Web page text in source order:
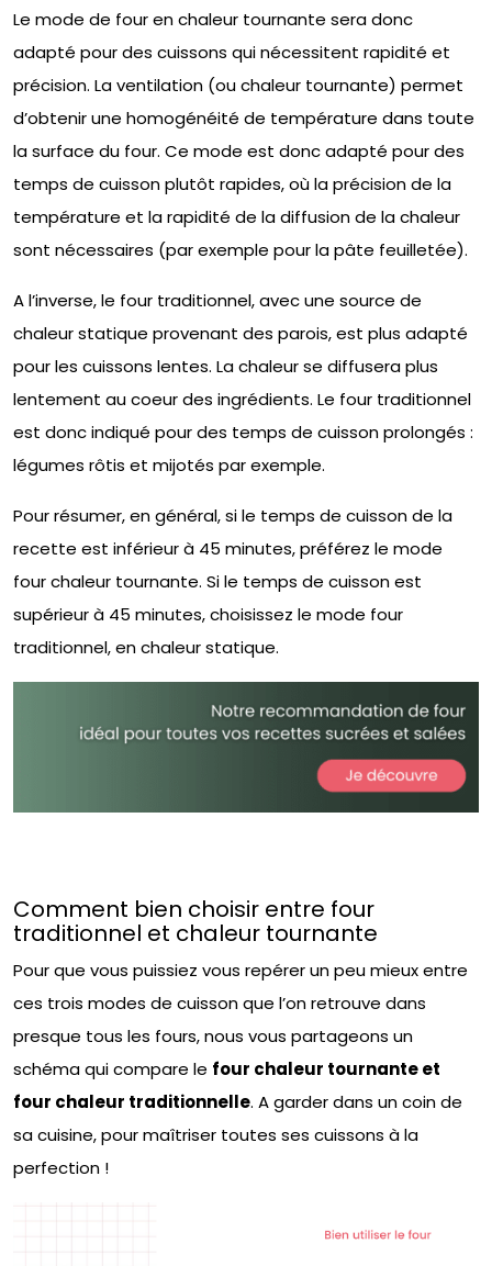
Le mode de four en chaleur tournante sera donc
adapté pour des cuissons qui nécessitent rapidité et
précision. La ventilation (ou chaleur tournante) permet
d’obtenir une homogénéité de température dans toute
la surface du four. Ce mode est donc adapté pour des
temps de cuisson plutôt rapides, où la précision de la
température et la rapidité de la diffusion de la chaleur
sont nécessaires (par exemple pour la pâte feuilletée).
A l’inverse, le four traditionnel, avec une source de
chaleur statique provenant des parois, est plus adapté
pour les cuissons lentes. La chaleur se diffusera plus
lentement au coeur des ingrédients. Le four traditionnel
est donc indiqué pour des temps de cuisson prolongés :
légumes rôtis et mijotés par exemple.
Pour résumer, en général, si le temps de cuisson de la
recette est inférieur à 45 minutes, préférez le mode
four chaleur tournante. Si le temps de cuisson est
supérieur à 45 minutes, choisissez le mode four
traditionnel, en chaleur statique.
Comment bien choisir entre four
traditionnel et chaleur tournante
Pour que vous puissiez vous repérer un peu mieux entre
ces trois modes de cuisson que l’on retrouve dans
presque tous les fours, nous vous partageons un
schéma qui compare le four chaleur tournante et
four chaleur traditionnelle. A garder dans un coin de
sa cuisine, pour maîtriser toutes ses cuissons à la
perfection !